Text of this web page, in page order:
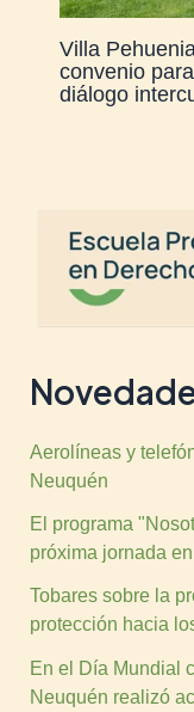
Villa
convenio
diálogo
Aerolíneas y
Neuquén
El programa
próxima jornada
Tobares sobre la
protección hacia
En el Día Mundial
Neuquén realizó